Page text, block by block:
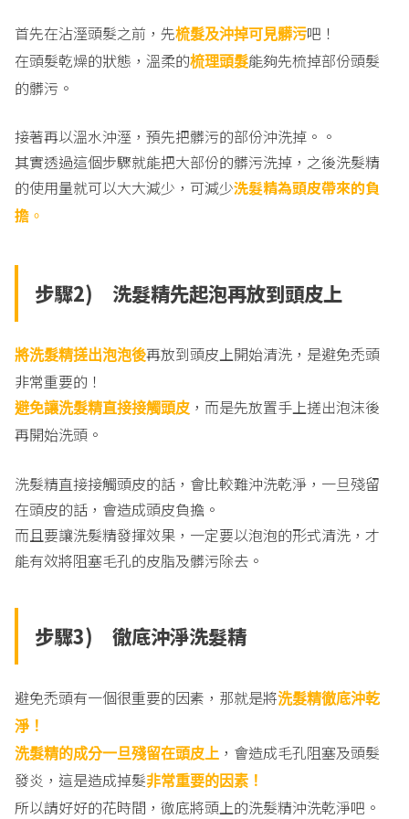
首先在沾溼頭髮之前，先梳髮及沖掉可見髒污吧！
在頭髮乾燥的狀態，溫柔的梳理頭髮能夠先梳掉部份頭髮
的髒污。
接著再以溫水沖溼，預先把髒污的部份沖洗掉。。
其實透過這個步驟就能把大部份的髒污洗掉，之後洗髮精
的使用量就可以大大減少，可減少洗髮精為頭皮帶來的負
擔 。
步驟2) 洗髮精先起泡再放到頭皮上
將洗髮精搓出泡泡後再放到頭皮上開始清洗，是避免禿頭
非常重要的！
避免讓洗髮精直接接觸頭皮 ，而是先放置手上搓出泡沫後
再開始洗頭。
洗髮精直接接觸頭皮的話，會比較難沖洗乾淨，一旦殘留
在頭皮的話，會造成頭皮負擔。
而且要讓洗髮精發揮效果，一定要以泡泡的形式清洗，才
能有效將阻塞毛孔的皮脂及髒污除去。
步驟3) 徹底沖淨洗髮精
避免禿頭有一個很重要的因素，那就是將洗髮精徹底沖乾
淨！
洗髮精的成分一旦殘留在頭皮上 ，會造成毛孔阻塞及頭髮
發炎，這是造成掉髮非常重要的因素！
所以請好好的花時間，徹底將頭上的洗髮精沖洗乾淨吧。